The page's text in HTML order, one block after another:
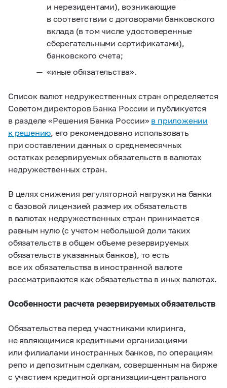
и нерезидентами), возникающие
в соответствии с договорами банковского
вклада (в том числе удостоверенные
сберегательными сертификатами),
банковского счета;
«иные обязательства».
Список валют недружественных стран определяется
Советом директоров Банка России и публикуется
в разделе «Решения Банка России» в приложении
к решению, его рекомендовано использовать
при составлении данных о среднемесячных
остатках резервируемых обязательств в валютах
недружественных стран.
В целях снижения регуляторной нагрузки на банки
с базовой лицензией размер их обязательств
в валютах недружественных стран принимается
равным нулю (с учетом небольшой доли таких
обязательств в общем объеме резервируемых
обязательств указанных банков), то есть
все их обязательства в иностранной валюте
рассматриваются как обязательства в иных валютах.
Особенности расчета резервируемых обязательств
Обязательства перед участниками клиринга,
не являющимися кредитными организациями
или филиалами иностранных банков, по операциям
репо и депозитным сделкам, совершенным на бирже
с участием кредитной организации-центрального